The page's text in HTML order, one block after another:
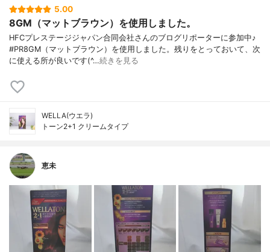
5.00
8GM（マットブラウン）を使用しました。
HFCプレステージジャパン合同会社さんのブログリポーターに参加中♪
#PR8GM（マットブラウン）を使用しました。残りをとっておいて、次
に使える所が良いです(^…続きを見る
WELLA(ウエラ)
トーン2+1 クリームタイプ
恵未